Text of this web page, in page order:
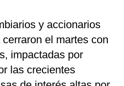
y accionarios
el martes con
impactadas por
las crecientes